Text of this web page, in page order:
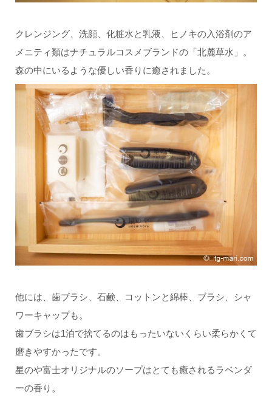
クレンジング、洗顔、化粧水と乳液、ヒノキの入浴剤のア
メニティ類はナチュラルコスメブランドの「北麓草水」。
森の中にいるような優しい香りに癒されました。
他には、歯ブラシ、石鹸、コットンと綿棒、ブラシ、シャ
ワーキャップも。
歯ブラシは1泊で捨てるのはもったいないくらい柔らかくて
磨きやすかったです。
星のや富士オリジナルのソープはとても癒されるラベンダ
ーの香り。